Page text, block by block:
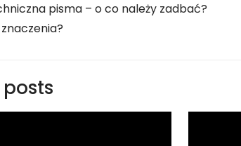
pisma – o co należy zadbać?